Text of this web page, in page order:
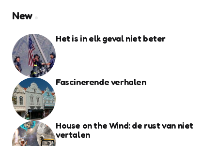
New
Het is in elk geval niet beter
Fascinerende verhalen
House on the Wind: de rust van niet
vertalen